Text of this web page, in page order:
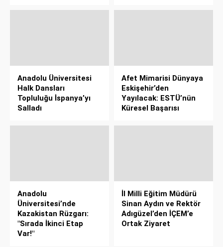
Anadolu Üniversitesi
Halk Dansları
Topluluğu İspanya’yı
Salladı
Afet Mimarisi Dünyaya
Eskişehir’den
Yayılacak: ESTÜ’nün
Küresel Başarısı
Anadolu
Üniversitesi’nde
Kazakistan Rüzgarı:
"Sırada İkinci Etap
Var!"
İl Milli Eğitim Müdürü
Sinan Aydın ve Rektör
Adıgüzel’den İÇEM’e
Ortak Ziyaret